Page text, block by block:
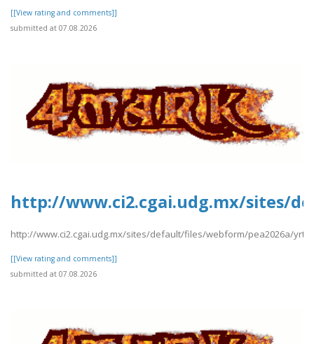
[[View rating and comments]]
submitted at 07.08.2026
http://www.ci2.cgai.udg.mx/sites/
http://www.ci2.cgai.udg.mx/sites/default/files/webform/pea2026a/
[[View rating and comments]]
submitted at 07.08.2026